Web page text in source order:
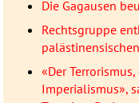
Die Gagausen
Rechtsgruppe
«Der
Imperialismus»,